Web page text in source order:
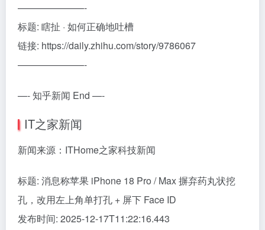
———————-
标题: 瞎扯 · 如何正确地吐槽
链接: https://daily.zhihu.com/story/9786067
———————-
—- 知乎新闻 End —-
IT之家新闻
新闻来源：ITHome之家科技新闻
标题: 消息称苹果 iPhone 18 Pro / Max 摒弃药丸状挖
孔，改用左上角单打孔 + 屏下 Face ID
发布时间: 2025-12-17T11:22:16.443